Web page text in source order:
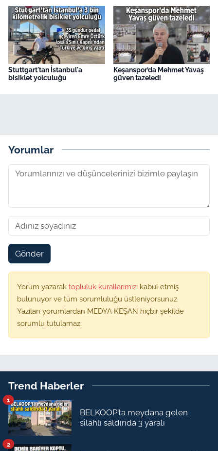
Stuttgart'tan İstanbul'a
bisiklet yolculuğu
Keşanspor’da Mehmet Yavaş
güven tazeledi
Yorumlar
Gönder
Yorum yazarak topluluk kurallarımızı kabul etmiş
bulunuyor ve tüm sorumluluğu üstleniyorsunuz.
Yazılan yorumlardan MEDYA KEŞAN hiçbir şekilde
sorumlu tutulamaz.
Trend Haberler
BELKOOP’ta meydana gelen
silahlı saldırıda 3 yaralı
1
2